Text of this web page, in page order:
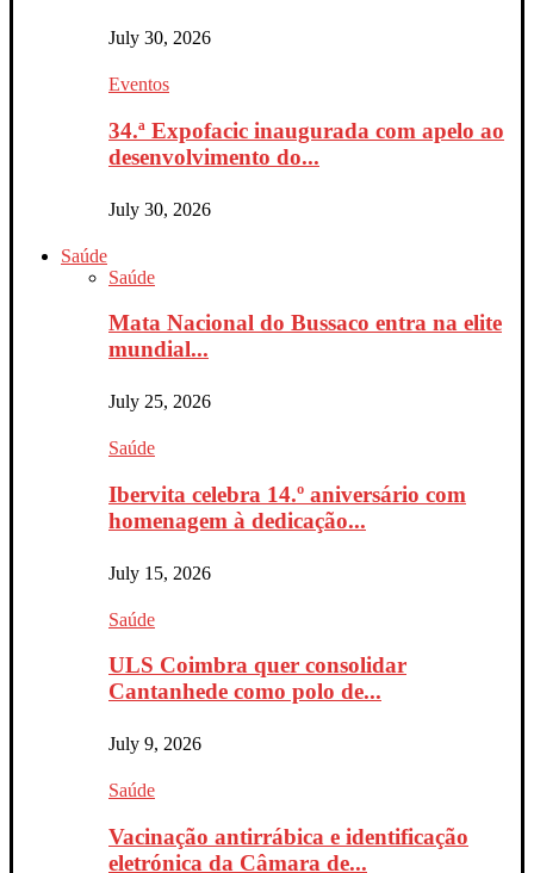
July 30, 2026
Eventos
34.ª Expofacic inaugurada com apelo ao
desenvolvimento do...
July 30, 2026
Saúde
Saúde
Mata Nacional do Bussaco entra na elite
mundial...
July 25, 2026
Saúde
Ibervita celebra 14.º aniversário com
homenagem à dedicação...
July 15, 2026
Saúde
ULS Coimbra quer consolidar
Cantanhede como polo de...
July 9, 2026
Saúde
Vacinação antirrábica e identificação
eletrónica da Câmara de...